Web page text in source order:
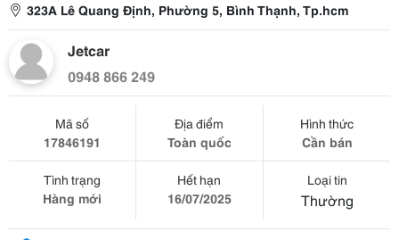
323A Lê Quang Định, Phường 5, Bình Thạnh, Tp.hcm
Jetcar
0948 866 249
Mã số
17846191
Địa điểm
Toàn quốc
Hình thức
Cần bán
Tình trạng
Hàng mới
Hết hạn
16/07/2025
Loại tin
Thường